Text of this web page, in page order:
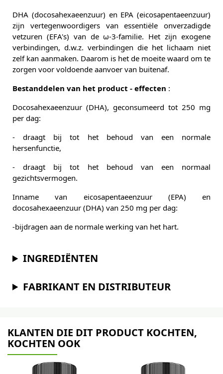
DHA (docosahexaeenzuur) en EPA (eicosapentaeenzuur)
zijn vertegenwoordigers van essentiële onverzadigde
vetzuren (EFA's) van de ω-3-familie. Het zijn exogene
verbindingen, d.w.z. verbindingen die het lichaam niet
zelf kan aanmaken. Daarom is het de moeite waard om te
zorgen voor voldoende aanvoer van buitenaf.
Bestanddelen van het product - effecten :
Docosahexaeenzuur (DHA), geconsumeerd tot 250 mg
per dag:
- draagt bij tot het behoud van een normale
hersenfunctie,
- draagt bij tot het behoud van een normaal
gezichtsvermogen.
Inname van eicosapentaeenzuur (EPA) en
docosahexaeenzuur (DHA) van 250 mg per dag:
-bijdragen aan de normale werking van het hart.
INGREDIËNTEN
FABRIKANT EN DISTRIBUTEUR
KLANTEN DIE DIT PRODUCT KOCHTEN,
KOCHTEN OOK